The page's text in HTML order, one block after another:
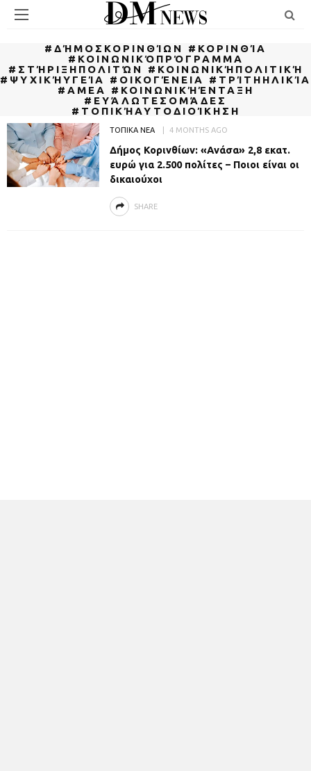
#ΔΉΜΟΣΚΟΡΙΝΘΊΩΝ #ΚΟΡΙΝΘΊΑ
#ΚΟΙΝΩΝΙΚΌΠΡΌΓΡΑΜΜΑ
#ΣΤΉΡΙΞΗΠΟΛΙΤΏΝ #ΚΟΙΝΩΝΙΚΉΠΟΛΙΤΙΚΉ
#ΨΥΧΙΚΉΥΓΕΊΑ #ΟΙΚΟΓΈΝΕΙΑ #ΤΡΊΤΗΗΛΙΚΊΑ
#ΑΜΕΑ #ΚΟΙΝΩΝΙΚΉΈΝΤΑΞΗ
#ΕΥΆΛΩΤΕΣΟΜΆΔΕΣ
#ΤΟΠΙΚΉΑΥΤΟΔΙΟΊΚΗΣΗ
ΤΟΠΙΚΑ ΝΕΑ 4 MONTHS AGO
Δήμος Κορινθίων: «Ανάσα» 2,8 εκατ.
ευρώ για 2.500 πολίτες – Ποιοι είναι οι
δικαιούχοι
SHARE